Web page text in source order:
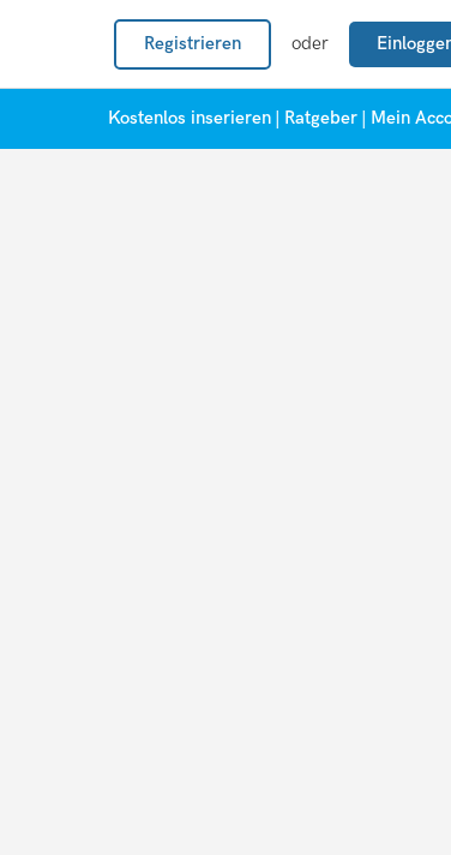
Registrieren oder
Kostenlos inserieren Ratgeber Mein